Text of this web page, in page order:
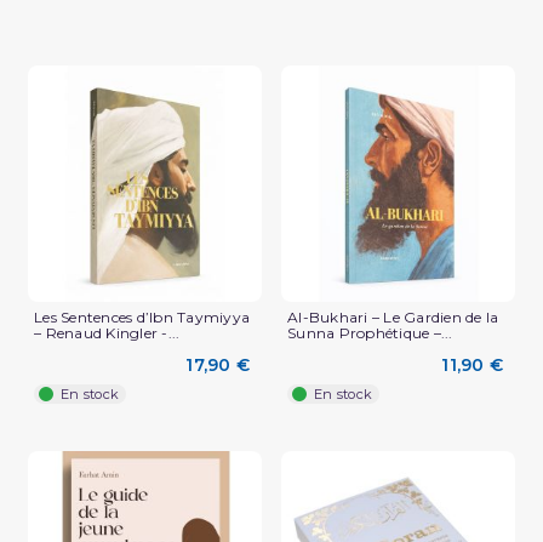
Les Sentences d’Ibn Taymiyya
– Renaud Kingler -...
17,90 €
En stock
Al-Bukhari – Le Gardien de la
Sunna Prophétique –...
11,90 €
En stock